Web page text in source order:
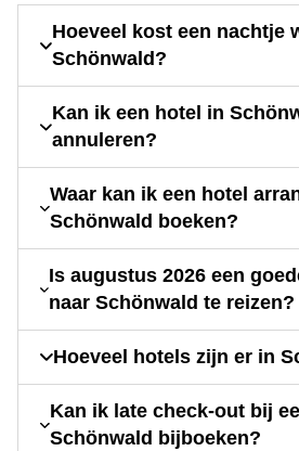
Hoeveel kost een nachtje
Schönwald?
Kan ik een hotel in
annuleren?
Waar kan ik een hotel
Schönwald boeken?
Is augustus 2026 een
naar Schönwald te reizen?
Hoeveel hotels zijn er in
Kan ik late check-out bij
Schönwald bijboeken?